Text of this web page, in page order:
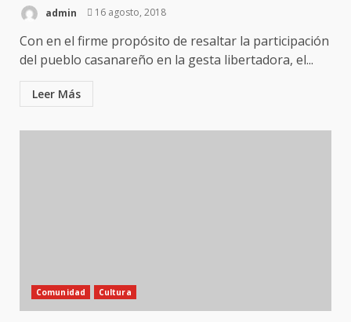
admin 16 agosto, 2018
Con en el firme propósito de resaltar la participación
del pueblo casanareño en la gesta libertadora, el...
Leer Más
Comunidad Cultura